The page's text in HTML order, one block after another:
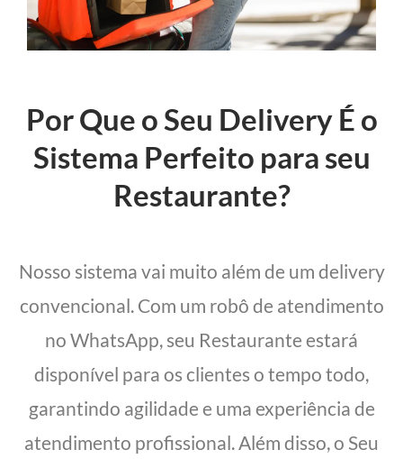
Por Que o Seu Delivery É o
Sistema Perfeito para seu
Restaurante?
Nosso sistema vai muito além de um delivery
convencional. Com um robô de atendimento
no WhatsApp, seu Restaurante estará
disponível para os clientes o tempo todo,
garantindo agilidade e uma experiência de
atendimento profissional. Além disso, o Seu